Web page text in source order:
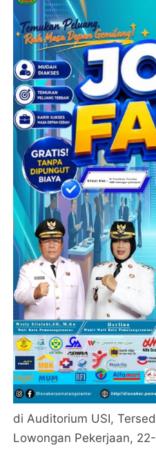
di Auditorium USI,
Lowongan Pekerjaan,